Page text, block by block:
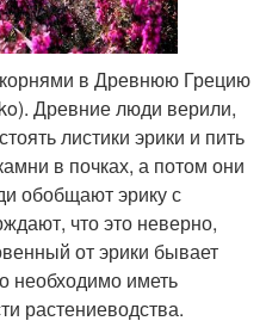
в Древнюю Грецию
Древние люди верили,
листики эрики и пить
в почках, а потом они
обобщают эрику с
что это неверно,
от эрики бывает
необходимо иметь
растениеводства.